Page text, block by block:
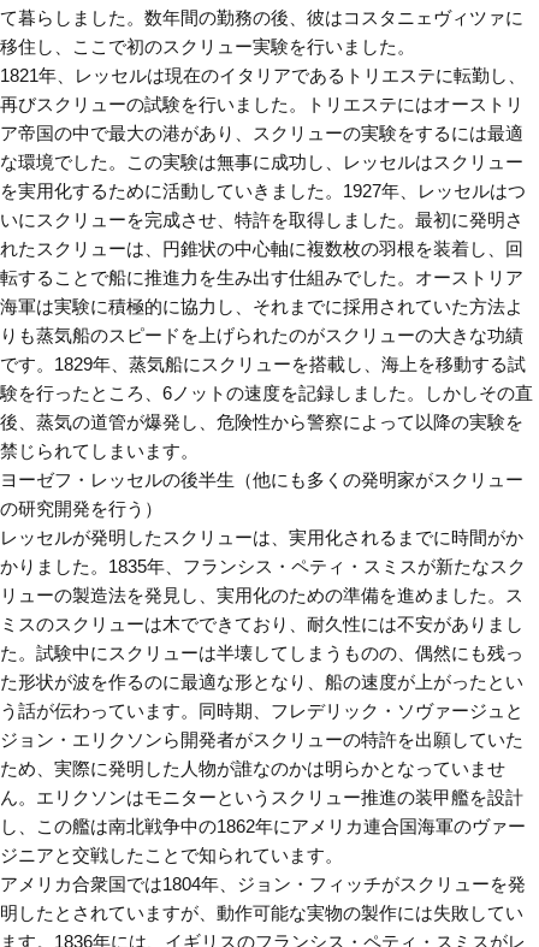
て暮らしました。数年間の勤務の後、彼はコスタニェヴィツァに
移住し、ここで初のスクリュー実験を行いました。
1821年、レッセルは現在のイタリアであるトリエステに転勤し、
再びスクリューの試験を行いました。トリエステにはオーストリ
ア帝国の中で最大の港があり、スクリューの実験をするには最適
な環境でした。この実験は無事に成功し、レッセルはスクリュー
を実用化するために活動していきました。1927年、レッセルはつ
いにスクリューを完成させ、特許を取得しました。最初に発明さ
れたスクリューは、円錐状の中心軸に複数枚の羽根を装着し、回
転することで船に推進力を生み出す仕組みでした。オーストリア
海軍は実験に積極的に協力し、それまでに採用されていた方法よ
りも蒸気船のスピードを上げられたのがスクリューの大きな功績
です。1829年、蒸気船にスクリューを搭載し、海上を移動する試
験を行ったところ、6ノットの速度を記録しました。しかしその直
後、蒸気の道管が爆発し、危険性から警察によって以降の実験を
禁じられてしまいます。
ヨーゼフ・レッセルの後半生（他にも多くの発明家がスクリュー
の研究開発を行う）
レッセルが発明したスクリューは、実用化されるまでに時間がか
かりました。1835年、フランシス・ペティ・スミスが新たなスク
リューの製造法を発見し、実用化のための準備を進めました。ス
ミスのスクリューは木でできており、耐久性には不安がありまし
た。試験中にスクリューは半壊してしまうものの、偶然にも残っ
た形状が波を作るのに最適な形となり、船の速度が上がったとい
う話が伝わっています。同時期、フレデリック・ソヴァージュと
ジョン・エリクソンら開発者がスクリューの特許を出願していた
ため、実際に発明した人物が誰なのかは明らかとなっていませ
ん。エリクソンはモニターというスクリュー推進の装甲艦を設計
し、この艦は南北戦争中の1862年にアメリカ連合国海軍のヴァー
ジニアと交戦したことで知られています。
アメリカ合衆国では1804年、ジョン・フィッチがスクリューを発
明したとされていますが、動作可能な実物の製作には失敗してい
ます。1836年には、イギリスのフランシス・ペティ・スミスがレ